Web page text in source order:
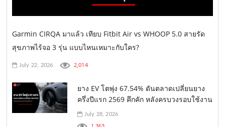
Garmin CIRQA มาแล้ว เทียบ Fitbit Air vs WHOOP 5.0 สายรัด
สุขภาพไร้จอ 3 รุ่น แบบไหนเหมาะกับใคร?
July 22, 2026 2,014
ยาง EV โตพุ่ง 67.54% ดันตลาดเปลี่ยนยาง
ครึ่งปีแรก 2569 คึกคัก หลังครบวงรอบใช้งาน
July 28, 2026